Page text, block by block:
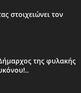
στοιχειώνει τον
της φυλακής